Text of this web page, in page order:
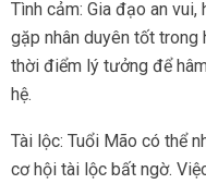
Tình cảm: Gia đạo an
gặp nhân duyên tốt
thời điểm lý tưởng để
hệ.
Tài lộc: Tuổi Mão có thể
cơ hội tài lộc bất ngờ.